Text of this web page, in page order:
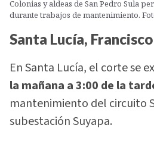
Colonias y aldeas de San Pedro Sula
durante trabajos de mantenimiento.
Santa Lucía,
En Santa Lucía, el corte se
la mañana a 3:00 de la
mantenimiento del circuito
subestación Suyapa.